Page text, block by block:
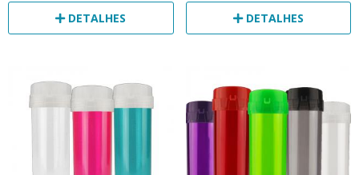
DETALHES DETALHES